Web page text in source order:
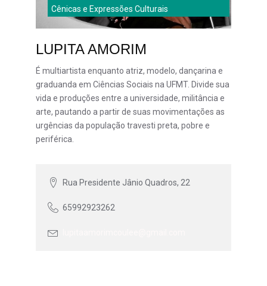
Cênicas e Expressões Culturais
LUPITA AMORIM
É multiartista enquanto atriz, modelo, dançarina e
graduanda em Ciências Sociais na UFMT. Divide sua
vida e produções entre a universidade, militância e
arte, pautando a partir de suas movimentações as
urgências da população travesti preta, pobre e
periférica.
Rua Presidente Jânio Quadros, 22
65992923262